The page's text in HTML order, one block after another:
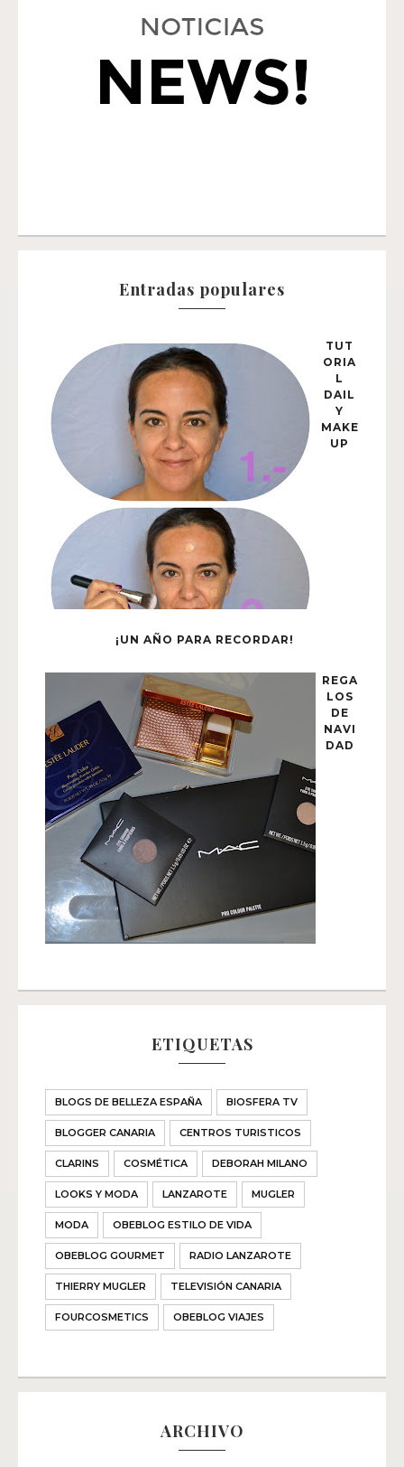
Entradas populares
TUT
ORIA
L
DAIL
Y
MAKE
UP
¡UN AÑO PARA RECORDAR!
REGA
LOS
DE
NAVI
DAD
ETIQUETAS
BLOGS DE BELLEZA ESPAÑA BIOSFERA TV
BLOGGER CANARIA CENTROS TURISTICOS
CLARINS COSMÉTICA DEBORAH MILANO
LOOKS Y MODA LANZAROTE MUGLER
MODA OBEBLOG ESTILO DE VIDA
OBEBLOG GOURMET RADIO LANZAROTE
THIERRY MUGLER TELEVISIÓN CANARIA
FOURCOSMETICS OBEBLOG VIAJES
ARCHIVO